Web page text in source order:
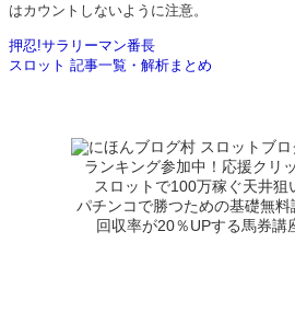
はカウントしないように注意。
押忍!サラリーマン番長
スロット 記事一覧・解析まとめ
ランキング参加中！応援クリ
スロットで100万稼ぐ天井狙
パチンコで勝つための基礎無料
回収率が20％UPする馬券講